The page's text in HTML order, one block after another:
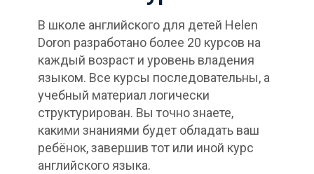
В школе английского для детей Helen
Doron разработано более 20 курсов на
каждый возраст и уровень владения
языком. Все курсы последовательны, а
учебный материал логически
структурирован. Вы точно знаете,
какими знаниями будет обладать ваш
ребёнок, завершив тот или иной курс
английского языка.